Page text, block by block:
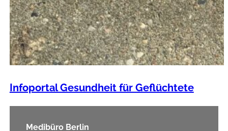
Infoportal Gesundheit für Geflüchtete
Medibüro Berlin